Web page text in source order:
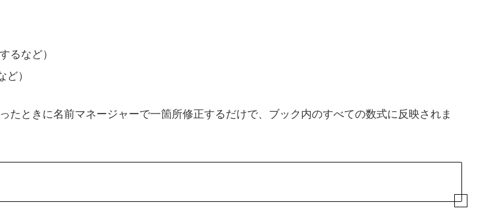
るなど）
）
たときに名前マネージャーで一箇所修正するだけで、ブック内のすべての数式に反映されま